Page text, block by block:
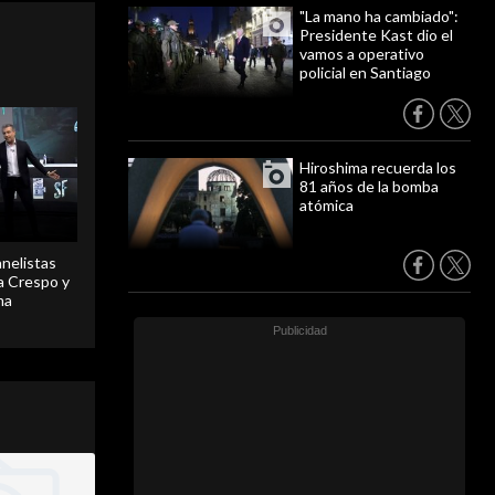
"La mano ha cambiado":
Presidente Kast dio el
vamos a operativo
policial en Santiago
Hiroshima recuerda los
81 años de la bomba
atómica
Crespo y